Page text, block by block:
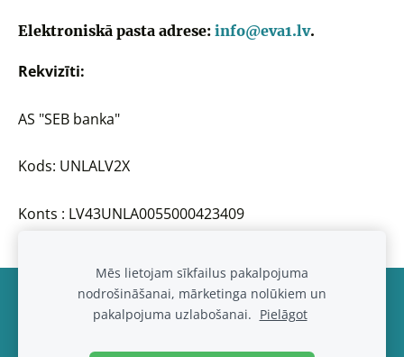
Elektroniskā pasta adrese: info@eva1.lv.
Rekvizīti:
AS "SEB banka"
Kods: UNLALV2X
Konts : LV43UNLA0055000423409
Noteikumi un kontakti Sīkdatnes
© 2017-2026www.eva1.lv , IK "Eva paklajs"
Mēs lietojam sīkfailus pakalpojuma
nodrošināšanai, mārketinga nolūkiem un
pakalpojuma uzlabošanai. Pielāgot